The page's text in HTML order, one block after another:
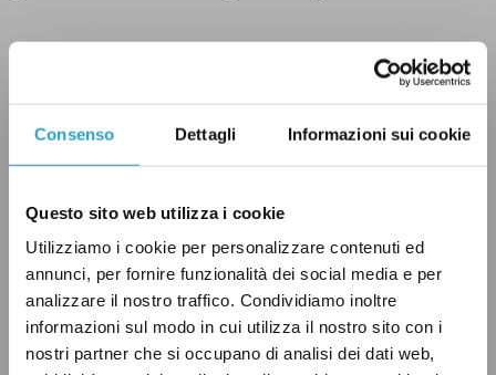
Consenso Dettagli Informazioni sui cookie
Questo sito web utilizza i cookie
Utilizziamo i cookie per personalizzare contenuti ed
annunci, per fornire funzionalità dei social media e per
analizzare il nostro traffico. Condividiamo inoltre
informazioni sul modo in cui utilizza il nostro sito con i
nostri partner che si occupano di analisi dei dati web,